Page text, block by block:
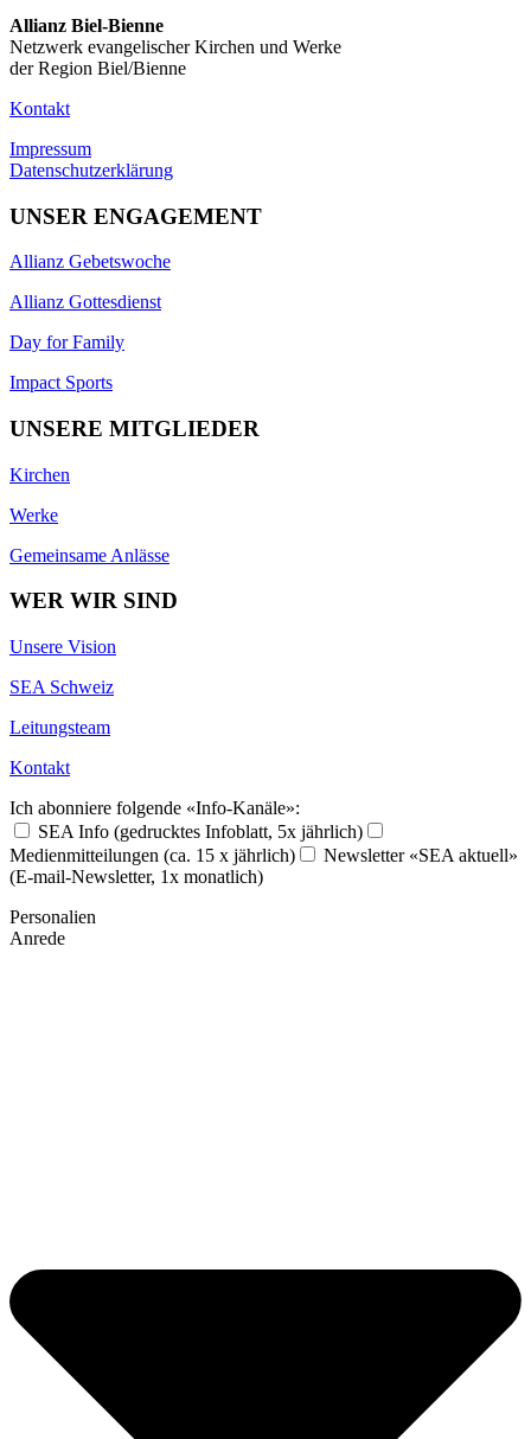
Allianz Biel-Bienne
Netzwerk evangelischer Kirchen und Werke
der Region Biel/Bienne
Kontakt
Impressum
Datenschutzerklärung
UNSER ENGAGEMENT
Allianz Gebetswoche
Allianz Gottesdienst
Day for Family
Impact Sports
UNSERE MITGLIEDER
Kirchen
Werke
Gemeinsame Anlässe
WER WIR SIND
Unsere Vision
SEA Schweiz
Leitungsteam
Kontakt
Ich abonniere folgende «Info-Kanäle»:
SEA Info (gedrucktes Infoblatt, 5x jährlich)
Medienmitteilungen (ca. 15 x jährlich)
Newsletter «SEA aktuell»
(E-mail-Newsletter, 1x monatlich)
Personalien
Anrede